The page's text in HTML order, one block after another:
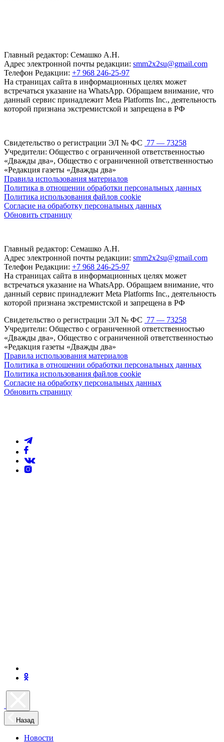
Главный редактор: Семашко А.Н.
Адрес электронной почты редакции: smm2x2su@gmail.com
Телефон Редакции: +7 968 246-25-97
На страницах сайта в информационных целях может
встречаться указание на WhatsApp. Обращаем внимание, что
данный сервис принадлежит Meta Platforms Inc., деятельность
которой признана экстремистской и запрещена в РФ
Свидетельство о регистрации ЭЛ № ФС 77 — 73258
Учредители: Общество с ограниченной ответственностью
«Дважды два», Общество с ограниченной ответственностью
«Редакция газеты «Дважды два»
Правила использования материалов
Политика в отношении обработки персональных данных
Политика использования файлов cookie
Согласие на обработку персональных данных
Обновить страницу
Главный редактор: Семашко А.Н.
Адрес электронной почты редакции: smm2x2su@gmail.com
Телефон Редакции: +7 968 246-25-97
На страницах сайта в информационных целях может
встречаться указание на WhatsApp. Обращаем внимание, что
данный сервис принадлежит Meta Platforms Inc., деятельность
которой признана экстремистской и запрещена в РФ
Свидетельство о регистрации ЭЛ № ФС 77 — 73258
Учредители: Общество с ограниченной ответственностью
«Дважды два», Общество с ограниченной ответственностью
«Редакция газеты «Дважды два»
Правила использования материалов
Политика в отношении обработки персональных данных
Политика использования файлов cookie
Согласие на обработку персональных данных
Обновить страницу
Назад
Новости